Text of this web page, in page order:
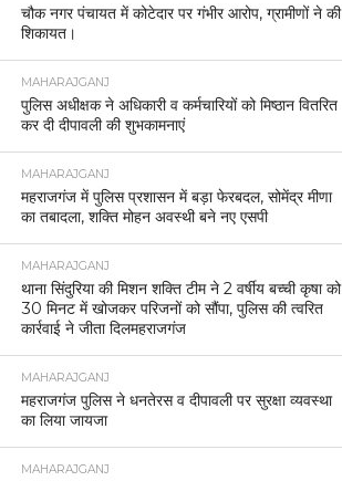
चौक नगर पंचायत में कोटेदार पर गंभीर आरोप, ग्रामीणों ने की
शिकायत।
MAHARAJGANJ
पुलिस अधीक्षक ने अधिकारी व कर्मचारियों को मिष्ठान वितरित
कर दी दीपावली की शुभकामनाएं
MAHARAJGANJ
महराजगंज में पुलिस प्रशासन में बड़ा फेरबदल, सोमेंद्र मीणा
का तबादला, शक्ति मोहन अवस्थी बने नए एसपी
MAHARAJGANJ
थाना सिंदुरिया की मिशन शक्ति टीम ने 2 वर्षीय बच्ची कृषा को
30 मिनट में खोजकर परिजनों को सौंपा, पुलिस की त्वरित
कार्रवाई ने जीता दिलमहराजगंज
MAHARAJGANJ
महराजगंज पुलिस ने धनतेरस व दीपावली पर सुरक्षा व्यवस्था
का लिया जायजा
MAHARAJGANJ